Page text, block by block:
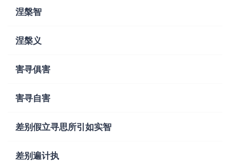
涅槃智
涅槃义
害寻俱害
害寻自害
差别假立寻思所引如实智
差别遍计执